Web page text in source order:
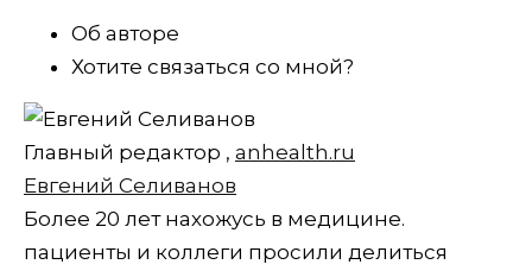
Об авторе
Хотите связаться со мной?
Главный редактор , anhealth.ru
Евгений Селиванов
Более 20 лет нахожусь в медицине.
пациенты и коллеги просили делиться